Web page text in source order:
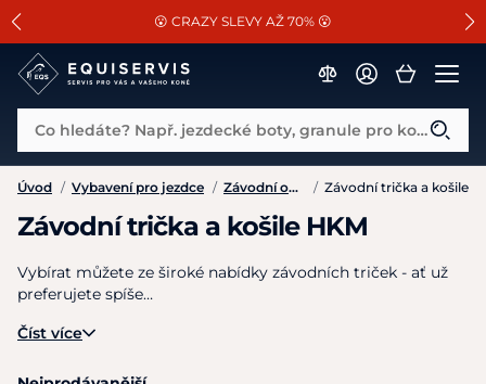
SLEVA 13% na vše od Cassini!
😮 CRAZY SLEVY AŽ 70% 😮
📐Pasování a doplňky k vybraným sedlům ZDARMA 🐴
Co hledáte? Např. jezdecké boty, granule pro koně...
Úvod / Vybavení pro jezdce / Závodní oblečení / Závodní trička a košile
Závodní trička a košile HKM
Vybírat můžete ze široké nabídky závodních triček - ať už
preferujete spíše…
Číst více